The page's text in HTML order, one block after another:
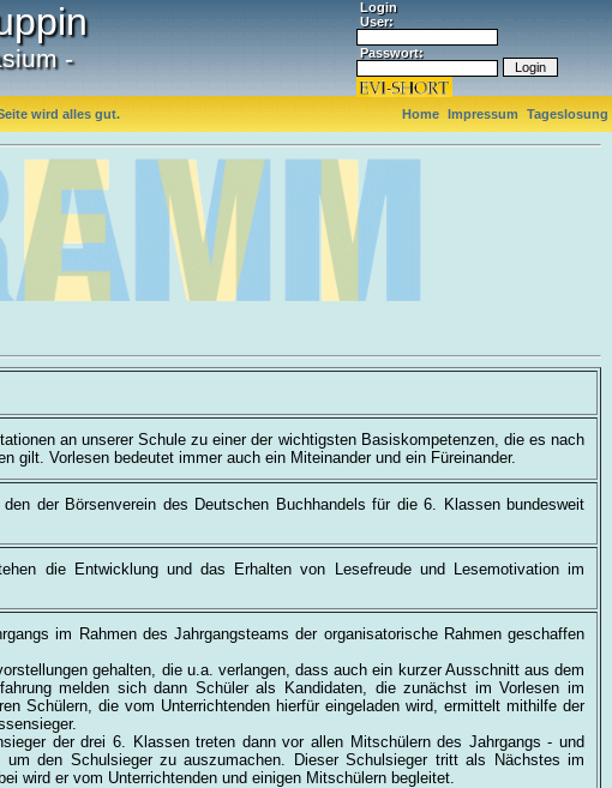
-
Login
User:
Passwort:
wird alles gut. Home Impressum Tageslosung
an unserer Schule zu einer der wichtigsten Basiskompetenzen, die es nach
gilt. Vorlesen bedeutet immer auch ein Miteinander und ein Füreinander.
der Börsenverein des Deutschen Buchhandels für die 6. Klassen bundesweit
die Entwicklung und das Erhalten von Lesefreude und Lesemotivation im
im Rahmen des Jahrgangsteams der organisatorische Rahmen geschaffen
gehalten, die u.a. verlangen, dass auch ein kurzer Ausschnitt aus dem
melden sich dann Schüler als Kandidaten, die zunächst im Vorlesen im
Schülern, die vom Unterrichtenden hierfür eingeladen wird, ermittelt mithilfe der
der drei 6. Klassen treten dann vor allen Mitschülern des Jahrgangs - und
den Schulsieger zu auszumachen. Dieser Schulsieger tritt als Nächstes im
wird er vom Unterrichtenden und einigen Mitschülern begleitet.